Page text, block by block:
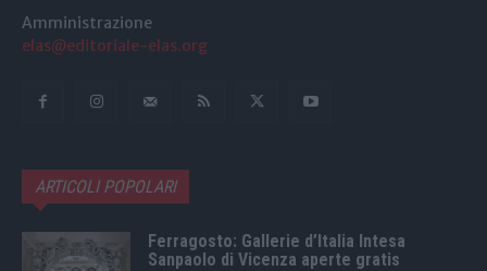
Amministrazione
elas@editoriale-elas.org
ARTICOLI POPOLARI
Ferragosto: Gallerie d’Italia Intesa
Sanpaolo di Vicenza aperte gratis